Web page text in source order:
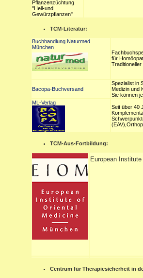
Pflanzenzüchtung
"Heil-und
Gewürzpflanzen"
TCM-Literatur:
Buchhandlung Naturmed
München
für
Bacopa-Buchversand
Spezialist in
Medizin und
Sie können
ML-Verlag
Seit über 40
TCM-Aus-Fortbildung:
European
Centrum für Therapiesicherheit in